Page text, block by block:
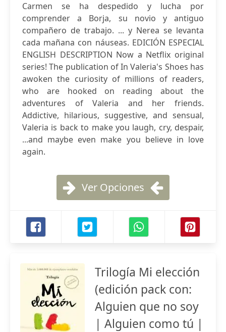
Carmen se ha despedido y lucha por
comprender a Borja, su novio y antiguo
compañero de trabajo. ... y Nerea se levanta
cada mañana con náuseas. EDICIÓN ESPECIAL
ENGLISH DESCRIPTION Now a Netflix original
series! The publication of In Valeria's Shoes has
awoken the curiosity of millions of readers,
who are hooked on reading about the
adventures of Valeria and her friends.
Addictive, hilarious, suggestive, and sensual,
Valeria is back to make you laugh, cry, despair,
...and maybe even make you believe in love
again.
Ver Opciones
Trilogía Mi elección
(edición pack con:
Alguien que no soy
| Alguien como tú |